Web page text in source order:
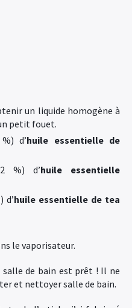
un liquide homogène à
petit fouet.
d’huile essentielle de
%) d’huile essentielle
d’huile essentielle de tea
le vaporisateur.
de bain est prêt ! Il ne
et nettoyer salle de bain.